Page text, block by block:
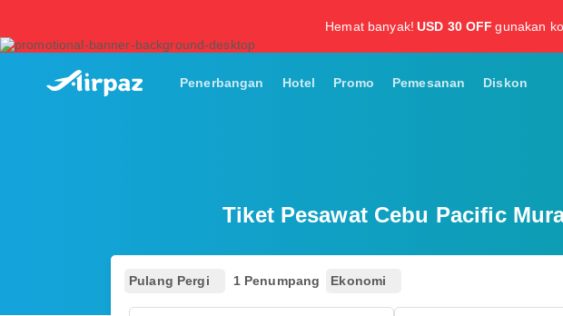
Hemat banyak! USD 30 OFF gunakan
Penerbangan Hotel Promo Pemesanan Diskon
Tiket Pesawat Cebu Pacific
Pulang Pergi 1 Penumpang Ekonomi